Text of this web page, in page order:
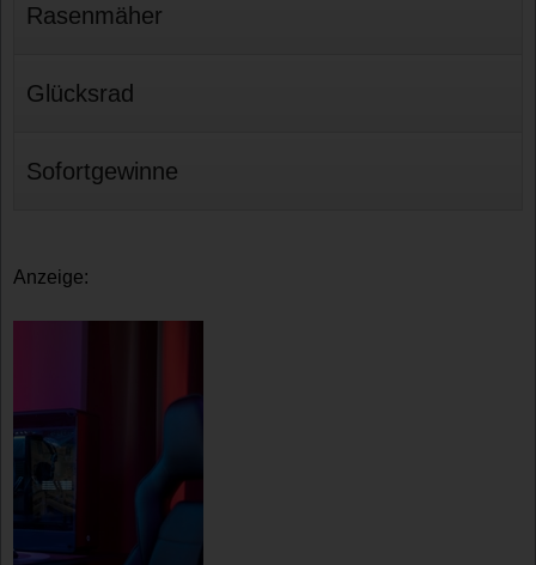
Rasenmäher
Glücksrad
Sofortgewinne
Anzeige: